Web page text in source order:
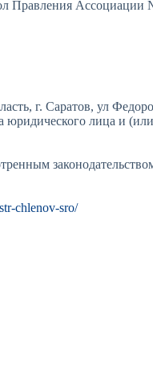
Правления Ассоциации
г. Саратов, ул
лица и
chlenov-sro/